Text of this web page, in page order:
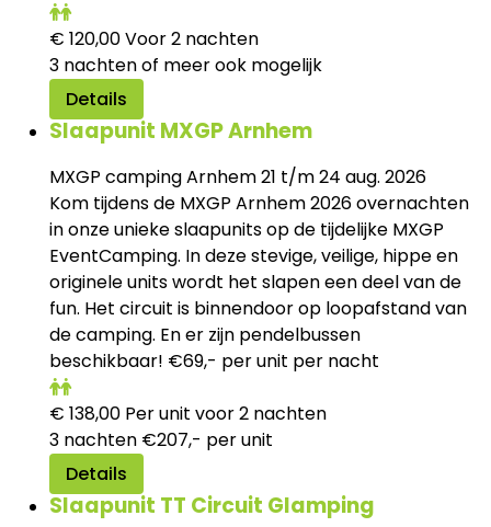
€ 120,00Voor 2 nachten
3 nachten of meer ook mogelijk
Details
Slaapunit MXGP Arnhem
MXGP camping Arnhem 21 t/m 24 aug. 2026
Kom tijdens de MXGP Arnhem 2026 overnachten
in onze unieke slaapunits op de tijdelijke MXGP
EventCamping. In deze stevige, veilige, hippe en
originele units wordt het slapen een deel van de
fun. Het circuit is binnendoor op loopafstand van
de camping. En er zijn pendelbussen
beschikbaar! €69,- per unit per nacht
€ 138,00 Per unit voor 2 nachten
3 nachten €207,- per unit
Details
Slaapunit TT Circuit Glamping